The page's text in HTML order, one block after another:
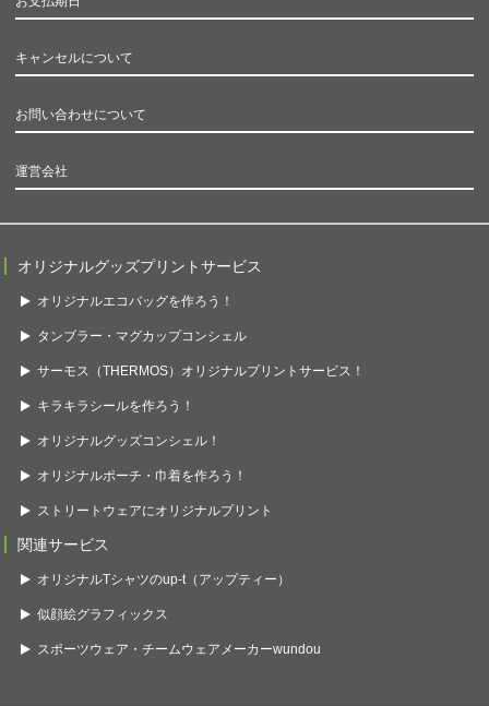
キャンセルについて
お問い合わせについて
運営会社
オリジナルグッズプリントサービス
オリジナルエコバッグを作ろう！
タンブラー・マグカップコンシェル
サーモス（THERMOS）オリジナルプリントサービス！
キラキラシールを作ろう！
オリジナルグッズコンシェル！
オリジナルポーチ・巾着を作ろう！
ストリートウェアにオリジナルプリント
関連サービス
オリジナルTシャツのup-t（アップティー）
似顔絵グラフィックス
スポーツウェア・チームウェアメーカーwundou